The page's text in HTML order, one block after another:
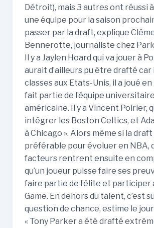
Détroit), mais 3 autres ont réussi
une équipe pour la saison
passer par la draft, explique
Bennerotte, journaliste chez
Il y a Jaylen Hoard qui va jouer à
aurait d’ailleurs pu être drafté car
classes aux Etats-Unis, il a joué en
fait partie de l’équipe universitaire
américaine. Il y a Vincent Poirier,
intégrer les Boston Celtics, et
à Chicago ». Alors même si la
préférable pour évoluer en NBA,
facteurs rentrent ensuite en
qu’un joueur puisse faire ses
faire partie de l’élite et participer
Game. En dehors du talent, c’est
question de chance, estime le
« Tony Parker a été drafté